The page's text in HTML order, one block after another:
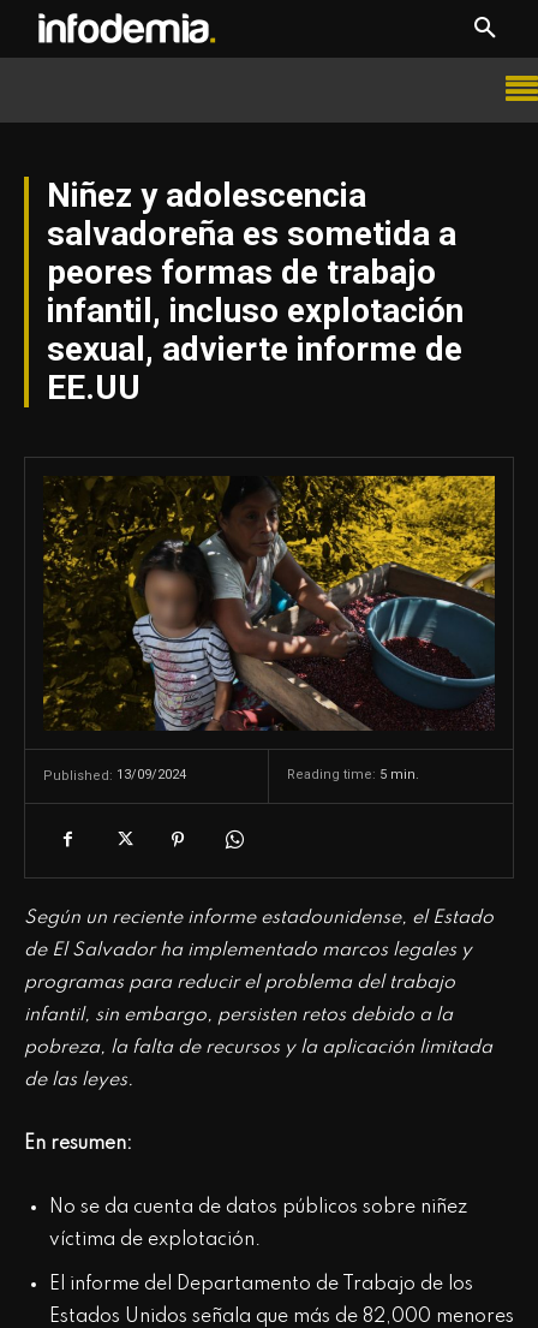
Niñez y adolescencia
salvadoreña es sometida a
peores formas de trabajo
infantil, incluso explotación
sexual, advierte informe de
EE.UU
Published: 13/09/2024 Reading time: 5 min.
Según un reciente informe estadounidense, el Estado
de El Salvador ha implementado marcos legales y
programas para reducir el problema del trabajo
infantil, sin embargo, persisten retos debido a la
pobreza, la falta de recursos y la aplicación limitada
de las leyes.
En resumen:
No se da cuenta de datos públicos sobre niñez
víctima de explotación.
El informe del Departamento de Trabajo de los
Estados Unidos señala que más de 82,000 menores